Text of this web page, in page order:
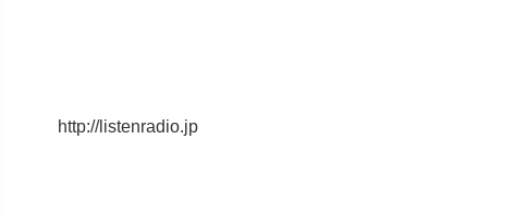
http://listenradio.jp